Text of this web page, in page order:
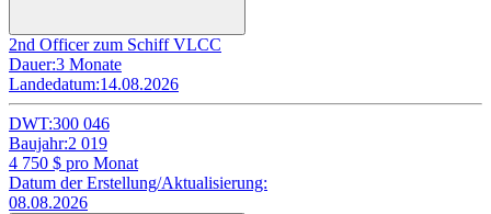
2nd Officer zum Schiff VLCC
Dauer:3 Monate
Landedatum:14.08.2026
DWT:300 046
Baujahr:2 019
4 750 $ pro Monat
Datum der Erstellung/Aktualisierung:
08.08.2026